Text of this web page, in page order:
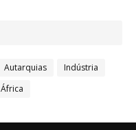
Autarquias
Indústria
África